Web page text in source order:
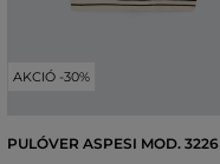
AKCIÓ -30%
PULÓVER ASPESI MOD. 3226